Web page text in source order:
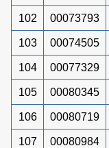
102 00073793
103 00074505
104 00077329
105 00080345
106 00080719
107 00080984